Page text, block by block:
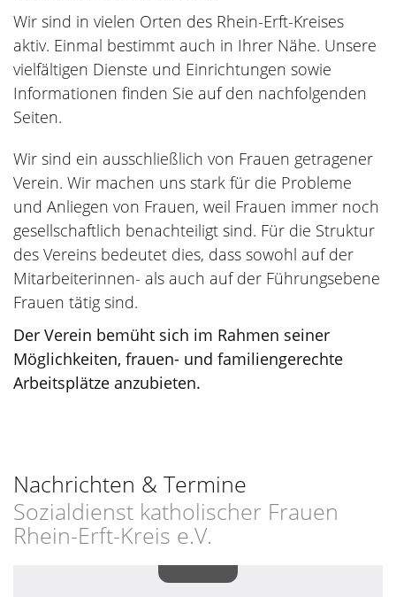
Wir sind in vielen Orten des Rhein-Erft-Kreises
aktiv. Einmal bestimmt auch in Ihrer Nähe. Unsere
vielfältigen Dienste und Einrichtungen sowie
Informationen finden Sie auf den nachfolgenden
Seiten.
Wir sind ein ausschließlich von Frauen getragener
Verein. Wir machen uns stark für die Probleme
und Anliegen von Frauen, weil Frauen immer noch
gesellschaftlich benachteiligt sind. Für die Struktur
des Vereins bedeutet dies, dass sowohl auf der
Mitarbeiterinnen- als auch auf der Führungsebene
Frauen tätig sind.
Der Verein bemüht sich im Rahmen seiner
Möglichkeiten, frauen- und familiengerechte
Arbeitsplätze anzubieten.
Nachrichten & Termine
Sozialdienst katholischer Frauen
Rhein-Erft-Kreis e.V.